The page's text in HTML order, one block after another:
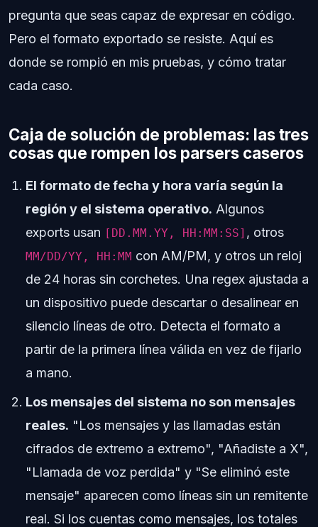
pregunta que seas capaz de expresar en código.
Pero el formato exportado se resiste. Aquí es
donde se rompió en mis pruebas, y cómo tratar
cada caso.
Caja de solución de problemas: las tres
cosas que rompen los parsers caseros
El formato de fecha y hora varía según la
región y el sistema operativo. Algunos
exports usan [DD.MM.YY, HH:MM:SS] , otros
MM/DD/YY, HH:MM con AM/PM, y otros un reloj
de 24 horas sin corchetes. Una regex ajustada a
un dispositivo puede descartar o desalinear en
silencio líneas de otro. Detecta el formato a
partir de la primera línea válida en vez de fijarlo
a mano.
Los mensajes del sistema no son mensajes
reales. "Los mensajes y las llamadas están
cifrados de extremo a extremo", "Añadiste a X",
"Llamada de voz perdida" y "Se eliminó este
mensaje" aparecen como líneas sin un remitente
real. Si los cuentas como mensajes, los totales